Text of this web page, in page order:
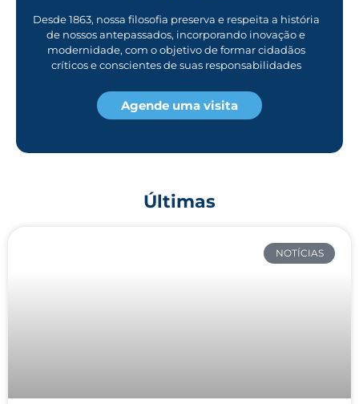
Desde 1863, nossa filosofia preserva e respeita a história
de nossos antepassados, incorporando inovação e
modernidade, com o objetivo de formar cidadãos
críticos e conscientes de suas responsabilidades
Agende uma visita
Últimas
NOTÍCIAS